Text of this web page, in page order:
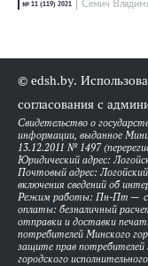
№ 11 (119) 2021 Семич
© edsh.by.
согласования с
Свидетельство о
информации, выданное
13.12.2011 № 1497
Юридический адрес:
Почтовый адрес:
включения сведений об
Режим работы: Пн-Пт — с
оплаты: безналичный
отправки и доставки
потребителей Минского
защите прав потребителей
городского